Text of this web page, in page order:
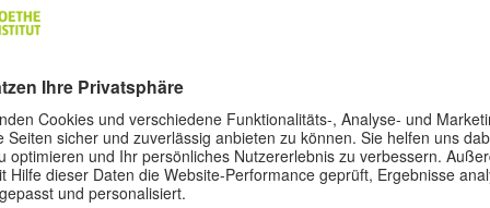
Alumni – vernetzen, austauschen, dranbleiben.
zur Vorbereitung auf Studium und Arbeit in